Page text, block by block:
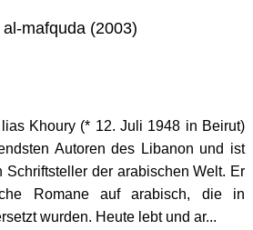
mafquda (2003)
Khoury (* 12. Juli 1948 in Beirut)
Autoren des Libanon und ist
Schriftsteller der arabischen Welt. Er
Romane auf arabisch, die in
wurden. Heute lebt und ar...